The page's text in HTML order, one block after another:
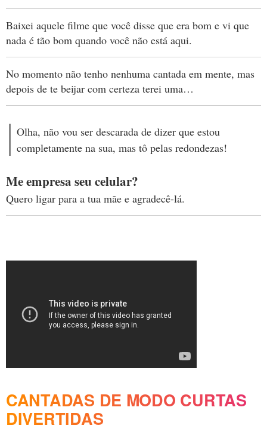
Baixei aquele filme que você disse que era bom e vi que
nada é tão bom quando você não está aqui.
No momento não tenho nenhuma cantada em mente, mas
depois de te beijar com certeza terei uma…
Olha, não vou ser descarada de dizer que estou
completamente na sua, mas tô pelas redondezas!
Me empresa seu celular?
Quero ligar para a tua mãe e agradecê-lá.
CANTADAS DE MODO CURTAS
DIVERTIDAS